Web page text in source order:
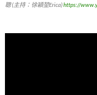
聰 (主持：徐穎堃Erica)https://